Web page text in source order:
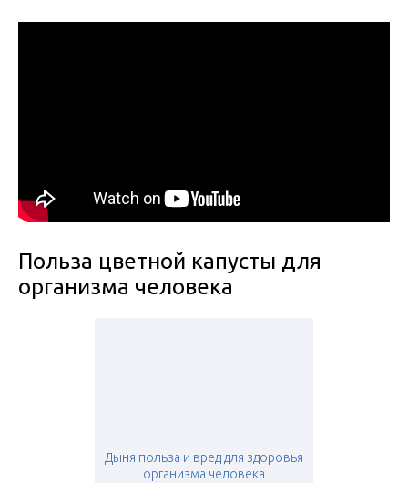
Польза цветной капусты для
организма человека
Дыня польза и вред для здоровья
организма человека